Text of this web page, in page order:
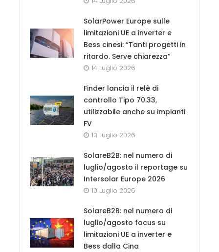
SolarPower Europe sulle
limitazioni UE a inverter e
Bess cinesi: “Tanti progetti in
ritardo. Serve chiarezza”
14 Luglio 2026
Finder lancia il relè di
controllo Tipo 70.33,
utilizzabile anche su impianti
FV
13 Luglio 2026
SolareB2B: nel numero di
luglio/agosto il reportage su
Intersolar Europe 2026
10 Luglio 2026
SolareB2B: nel numero di
luglio/agosto focus su
limitazioni UE a inverter e
Bess dalla Cina